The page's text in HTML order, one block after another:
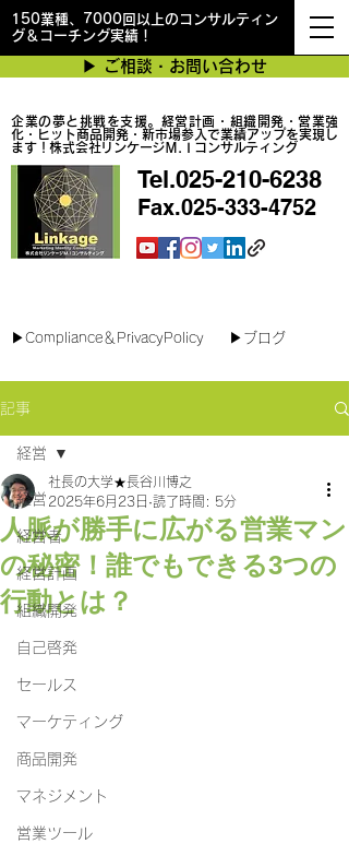
150業種、7000回以上のコンサルティン
グ＆コーチング実績！
企業の夢と挑戦を支援。経営計画・組織開発・営業強
化・ヒット商品開発・新市場参入で業績アップを実現し
ます！株式会社リンケージＭ.Ｉコンサルティング
▶︎ ご相談・お問い合わせ
Tel.025-210-6238
Fax.025-333-4752
▶︎Compliance＆PrivacyPolicy ▶︎ブログ
記事
経営
経営者
経営計画
組織開発
自己啓発
セールス
マーケティング
商品開発
マネジメント
営業ツール
経営
人脈が勝手に広がる営業マン
の秘密！誰でもできる3つの
行動とは？
社長の大学★長谷川博之
2025年6月23日 読了時間: 5分